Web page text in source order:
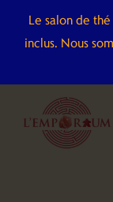
Le salon de
inclus. Nous
contenu